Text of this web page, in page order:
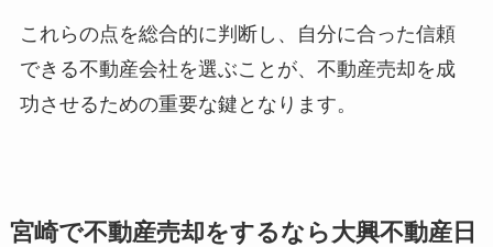
これらの点を総合的に判断し、自分に合った信頼
できる不動産会社を選ぶことが、不動産売却を成
功させるための重要な鍵となります。
宮崎で不動産売却をするなら大興不動産日